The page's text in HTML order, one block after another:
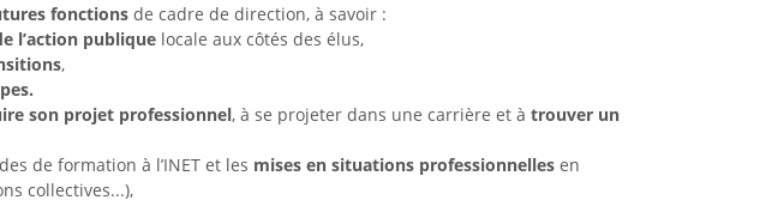
fonctionsde cadre de direction, à savoir :
l’action publiquelocale aux côtés des élus,
,
son projet professionnel, à se projeter dans une carrière et à trouver un
de formation à l’INET et les mises en situations professionnellesen
collectives...),